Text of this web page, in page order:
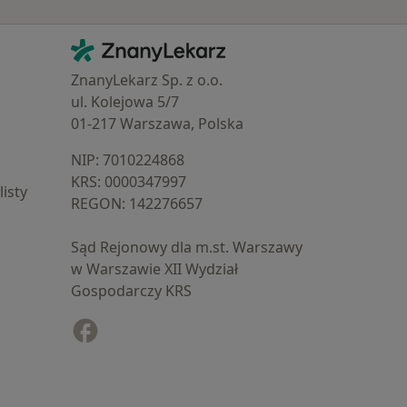
Kontakt
ZnanyLekarz - Strona główna
ZnanyLekarz Sp. z o.o.
ul. Kolejowa 5/7
01-217 Warszawa, Polska
NIP: ⁠7010224868
KRS: ⁠0000347997
REGON: ⁠142276657
Sąd Rejonowy dla m.st. Warszawy
w Warszawie XII Wydział
Gospodarczy KRS